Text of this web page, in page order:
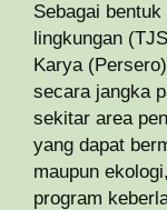
Sebagai
lingkungan
Karya
secara jangka
sekitar area
yang dapat
maupun
program